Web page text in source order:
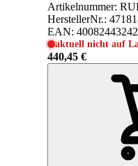
Artikelnummer:
HerstellerNr.:
EAN:
aktuell nicht auf
440,45 €